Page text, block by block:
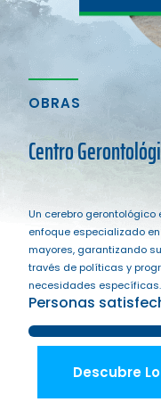
OBRAS
Centro
Un cerebro gerontológico
enfoque especializado
mayores, garantizando
través de políticas y
necesidades específicas.
Personas
Descubre